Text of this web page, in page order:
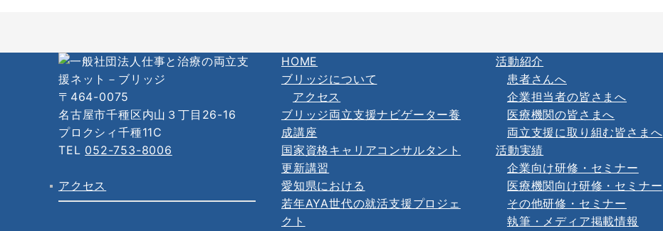
〒464-0075
名古屋市千種区内山３丁目26-16
プロクシィ千種11C
TEL 052-753-8006
アクセス
HOME
ブリッジについて
アクセス
ブリッジ両立支援ナビゲーター養
成講座
国家資格キャリアコンサルタント
更新講習
愛知県における
若年AYA世代の就活支援プロジェ
クト
活動紹介
患者さんへ
企業担当者の皆さまへ
医療機関の皆さまへ
両立支援に取り組む皆さまへ
活動実績
企業向け研修・セミナー
医療機関向け研修・セミナー
その他研修・セミナー
執筆・メディア掲載情報